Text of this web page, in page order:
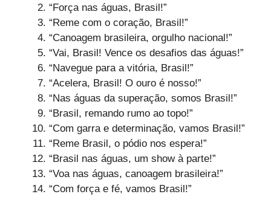
“Força nas águas, Brasil!”
“Reme com o coração, Brasil!”
“Canoagem brasileira, orgulho nacional!”
“Vai, Brasil! Vence os desafios das águas!”
“Navegue para a vitória, Brasil!”
“Acelera, Brasil! O ouro é nosso!”
“Nas águas da superação, somos Brasil!”
“Brasil, remando rumo ao topo!”
“Com garra e determinação, vamos Brasil!”
“Reme Brasil, o pódio nos espera!”
“Brasil nas águas, um show à parte!”
“Voa nas águas, canoagem brasileira!”
“Com força e fé, vamos Brasil!”